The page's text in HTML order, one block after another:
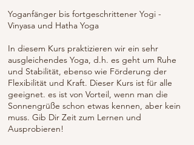
Yoganfänger bis fortgeschrittener Yogi -
Vinyasa und Hatha Yoga
In diesem Kurs praktizieren wir ein sehr
ausgleichendes Yoga, d.h. es geht um Ruhe
und Stabilität, ebenso wie Förderung der
Flexibilität und Kraft. Dieser Kurs ist für alle
geeignet. es ist von Vorteil, wenn man die
Sonnengrüße schon etwas kennen, aber kein
muss. Gib Dir Zeit zum Lernen und
Ausprobieren!